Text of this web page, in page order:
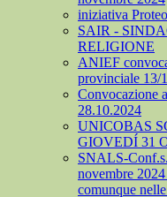
iniziativa
SAIR -
RELIGIONE
ANIEF
provinciale 13/
Convocazione
28.10.2024
UNICOBAS
GIOVEDÍ 31
SNALS-
novembre
comunque